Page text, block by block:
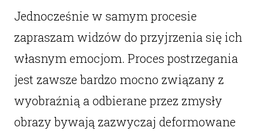
Jednocześnie w samym procesie
zapraszam widzów do przyjrzenia się ich
własnym emocjom. Proces postrzegania
jest zawsze bardzo mocno związany z
wyobraźnią a odbierane przez zmysły
obrazy bywają zazwyczaj deformowane